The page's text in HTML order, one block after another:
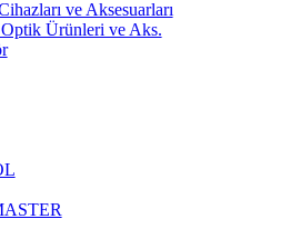
ve Aksesuarları
Ürünleri ve Aks.